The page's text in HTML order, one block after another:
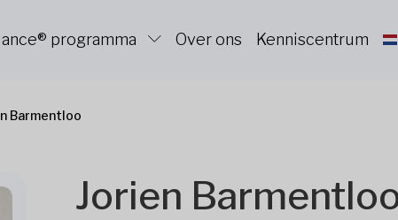
programma Over ons Kenniscentrum
Barmentloo
Jorien